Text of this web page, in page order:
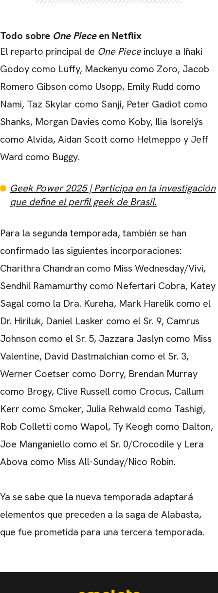
Todo sobre One Pieceen Netflix
El reparto principal de One Pieceincluye a Iñaki
Godoy como Luffy, Mackenyu como Zoro, Jacob
Romero Gibson como Usopp, Emily Rudd como
Nami, Taz Skylar como Sanji, Peter Gadiot como
Shanks, Morgan Davies como Koby, Ilia Isorelýs
como Alvida, Aidan Scott como Helmeppo y Jeff
Ward como Buggy.
Geek Power 2025 | Participa en la investigación
que define el perfil geek de Brasil.
Para la segunda temporada, también se han
confirmado las siguientes incorporaciones:
Charithra Chandran como Miss Wednesday/Vivi,
Sendhil Ramamurthy como Nefertari Cobra, Katey
Sagal como la Dra. Kureha, Mark Harelik como el
Dr. Hiriluk, Daniel Lasker como el Sr. 9, Camrus
Johnson como el Sr. 5, Jazzara Jaslyn como Miss
Valentine, David Dastmalchian como el Sr. 3,
Werner Coetser como Dorry, Brendan Murray
como Brogy, Clive Russell como Crocus, Callum
Kerr como Smoker, Julia Rehwald como Tashigi,
Rob Colletti como Wapol, Ty Keogh como Dalton,
Joe Manganiello como el Sr. 0/Crocodile y Lera
Abova como Miss All-Sunday/Nico Robin.
Ya se sabe que la nueva temporada adaptará
elementos que preceden a la saga de Alabasta,
que fue prometida para una tercera temporada.